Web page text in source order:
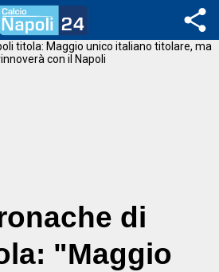
di
"Maggio